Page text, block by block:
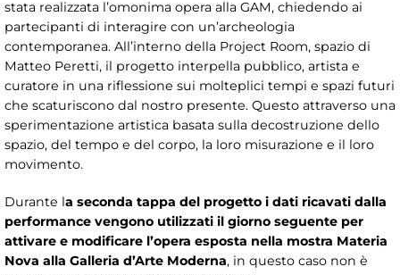
stata realizzata l’omonima opera alla GAM, chiedendo ai
partecipanti di interagire con un’archeologia
contemporanea. All’interno della Project Room, spazio di
Matteo Peretti, il progetto interpella pubblico, artista e
curatore in una riflessione sui molteplici tempi e spazi futuri
che scaturiscono dal nostro presente. Questo attraverso una
sperimentazione artistica basata sulla decostruzione dello
spazio, del tempo e del corpo, la loro misurazione e il loro
movimento.
Durante la seconda tappa del progetto i dati ricavati dalla
performance vengono utilizzati il giorno seguente per
attivare e modificare l’opera esposta nella mostra Materia
Nova alla Galleria d’Arte Moderna, in questo caso non è